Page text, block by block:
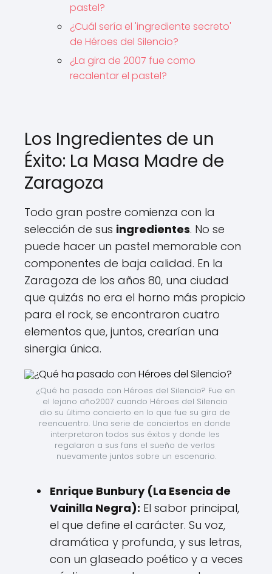
pastel?
¿Cuál sería el 'ingrediente secreto'
de Héroes del Silencio?
¿La gira de 2007 fue como
recalentar el pastel?
Los Ingredientes de un
Éxito: La Masa Madre de
Zaragoza
Todo gran postre comienza con la
selección de sus ingredientes. No se
puede hacer un pastel memorable con
componentes de baja calidad. En la
Zaragoza de los años 80, una ciudad
que quizás no era el horno más propicio
para el rock, se encontraron cuatro
elementos que, juntos, crearían una
sinergia única.
¿Qué ha pasado con Héroes del Silencio? Fue en
el lejano año2007 cuando Héroes del Silencio
dio su último concierto en lo que fue su gira de
reencuentro. Una serie de conciertos en donde
interpretaron todos sus éxitos y donde les
regalaron a sus fans el sueño de verlos
nuevamente juntos sobre un escenario.
Enrique Bunbury (La Esencia de
Vainilla Negra): El sabor principal,
el que define el carácter. Su voz,
dramática y profunda, y sus letras,
con un glaseado poético y a veces